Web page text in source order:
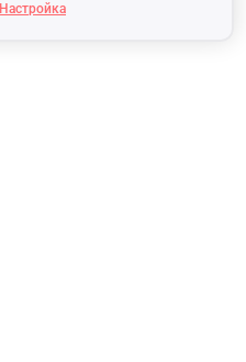
Настройка